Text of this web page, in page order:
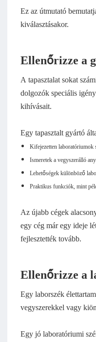
Ez az útmutató
kiválasztásakor.
Ellenőrizze a
A tapasztalat sokat
dolgozók speciális
kihívásait.
Egy tapasztalt gyártó
Kifejezetten laboratóriumok
Ismeretek a vegyszerálló
Lehetőségek különböző
Praktikus funkciók, mint
Az újabb cégek
egy cég már egy ideje
fejlesztették tovább.
Ellenőrizze a
Egy laborszék
vegyszerekkel vagy
Egy jó laboratóriumi